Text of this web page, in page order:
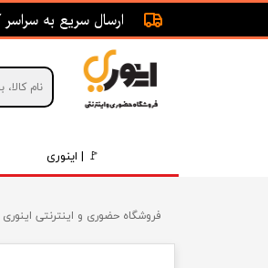
🚩 | اینوری
ارسال سریع به
فروشگاه حضوری و اینترنتی اینوری